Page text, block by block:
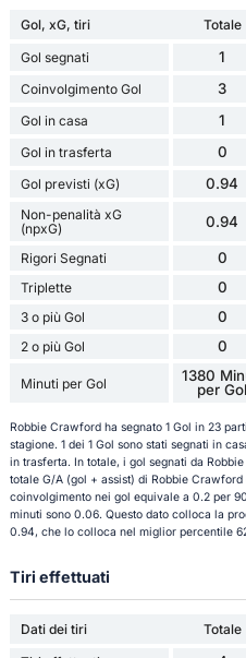
Gol, xG, tiri Totale
Gol segnati
1
Coinvolgimento Gol 3
Gol in casa 1
Gol in trasferta 0
Gol previsti (xG) 0.94
Non-penalità xG
(npxG)
0.94
Rigori Segnati 0
Triplette 0
3 o più Gol 0
2 o più Gol 0
Minuti per Gol
1380
per Gol
Robbie Crawford ha segnato 1 Gol in 23
stagione. 1 dei 1 Gol sono stati segnati in
in trasferta. In totale, i gol segnati da
totale G/A (gol + assist) di Robbie
coinvolgimento nei gol equivale a 0.2 per
minuti sono 0.06. Questo dato colloca la
0.94, che lo colloca nel miglior percentile
Tiri effettuati
Dati dei tiri Totale